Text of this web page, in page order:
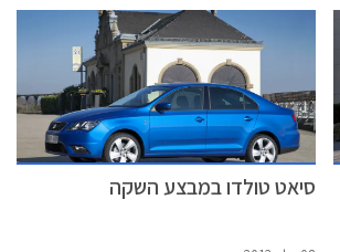
בגרסת סטייל עם מנוע 1.6 ליטר טורבו דיזל ותיבת
הילוכים ידנית בת חמש מהירויות במחיר של
סיאט טולדו במבצע השקה